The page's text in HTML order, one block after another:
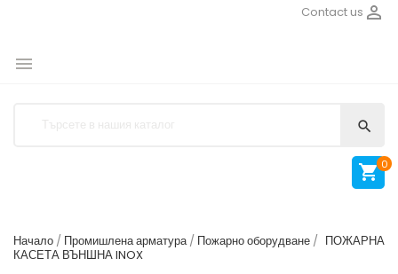

Contact us


 0
Начало Промишлена арматура Пожарно оборудване
ПОЖАРНА
КАСЕТА ВЪНШНА INOX